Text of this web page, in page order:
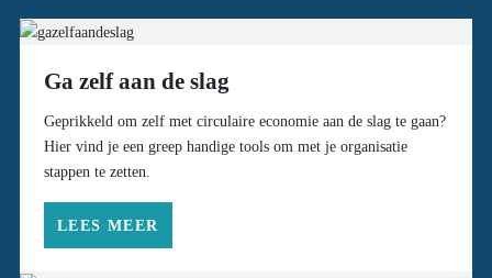
Ga zelf aan de slag
Geprikkeld om zelf met circulaire economie aan de slag te gaan?
Hier vind je een greep handige tools om met je organisatie
stappen te zetten.
LEES MEER